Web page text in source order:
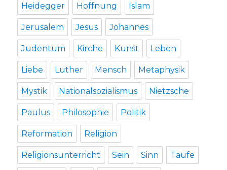
Heidegger Hoffnung Islam
Jerusalem Jesus Johannes
Judentum Kirche Kunst Leben
Liebe Luther Mensch Metaphysik
Mystik Nationalsozialismus Nietzsche
Paulus Philosophie Politik
Reformation Religion
Religionsunterricht Sein Sinn Taufe